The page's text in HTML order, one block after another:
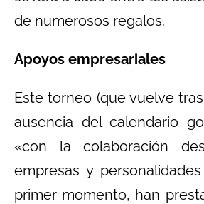
de numerosos regalos.
Apoyos empresariales
Este torneo (que vuelve
ausencia del calendario
«con la colaboración
empresas y
primer momento, han